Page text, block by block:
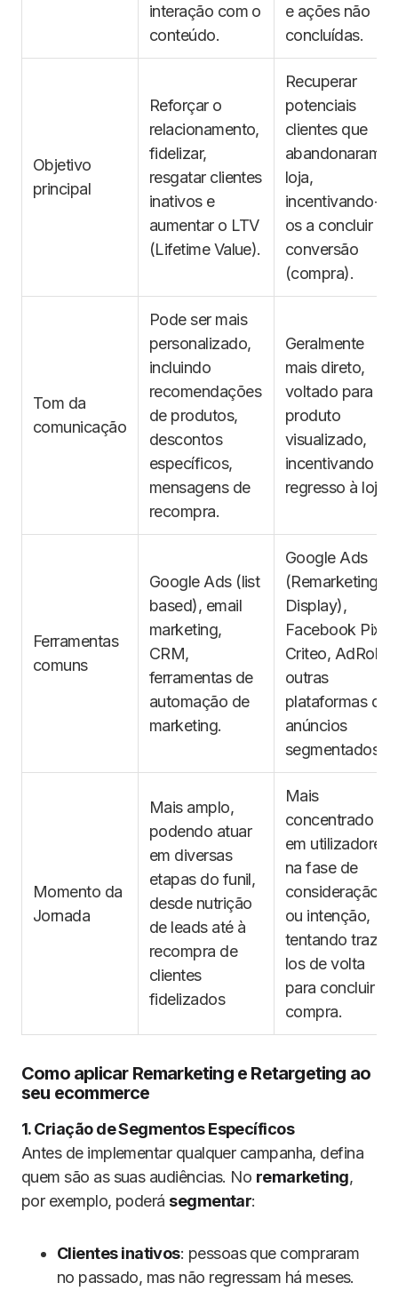
interação com o
conteúdo.
e ações não
concluídas.
Objetivo
principal
Reforçar o
relacionamento,
fidelizar,
resgatar clientes
inativos e
aumentar o LTV
(Lifetime Value).
Recuperar
potenciais
clientes que
abandonaram a
loja,
incentivando-
os a concluir a
conversão
(compra).
Tom da
comunicação
Pode ser mais
personalizado,
incluindo
recomendações
de produtos,
descontos
específicos,
mensagens de
recompra.
Geralmente
mais direto,
voltado para o
produto
visualizado,
incentivando o
regresso à loja.
Ferramentas
comuns
Google Ads (list
based), email
marketing,
CRM,
ferramentas de
automação de
marketing.
Google Ads
(Remarketing
Display),
Facebook Pixel,
Criteo, AdRoll e
outras
plataformas de
anúncios
segmentados.
Momento da
Jornada
Mais amplo,
podendo atuar
em diversas
etapas do funil,
desde nutrição
de leads até à
recompra de
clientes
fidelizados
Mais
concentrado
em utilizadores
na fase de
consideração
ou intenção,
tentando trazê-
los de volta
para concluir a
compra.
Como aplicar Remarketing e Retargeting ao
seu ecommerce
1. Criação de Segmentos Específicos
Antes de implementar qualquer campanha, defina
quem são as suas audiências. No remarketing,
por exemplo, poderá segmentar:
Clientes inativos: pessoas que compraram
no passado, mas não regressam há meses.